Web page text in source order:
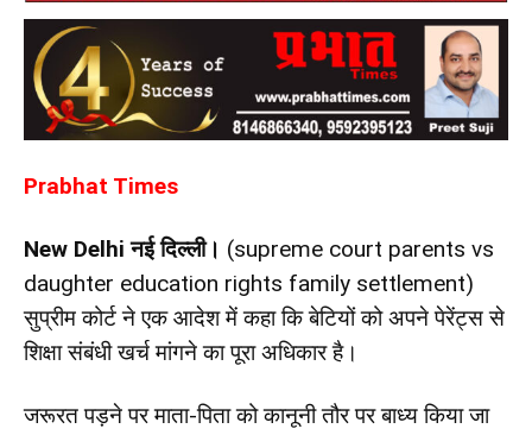
Prabhat Times
New Delhiनई दिल्ली। (supreme court parents vs
daughter education rights family settlement)
सुप्रीम कोर्ट ने एक आदेश में कहा कि बेटियों को अपने पेरेंट्स से
शिक्षा संबंधी खर्च मांगने का पूरा अधिकार है।
जरूरत पड़ने पर माता-पिता को कानूनी तौर पर बाध्य किया जा